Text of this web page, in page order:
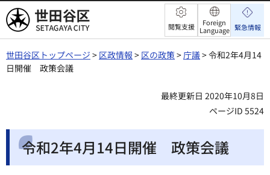
世田谷区 閲覧支援
Foreign
Language 緊急情報
世田谷区トップページ > 区政情報 > 区の政策>庁議> 令和2年4月14
日開催 政策会議
最終更新日 2020年10月8日
ページID 5524
令和2年4月14日開催 政策会議